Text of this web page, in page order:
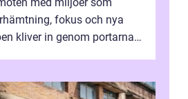
fokus och nya
kliver in genom portarna